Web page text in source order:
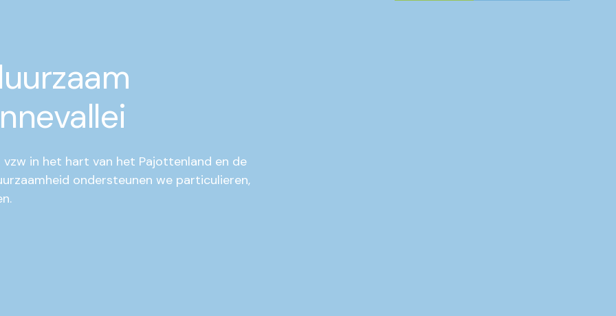
in het hart van het Pajottenland en de
ondersteunen we particulieren,